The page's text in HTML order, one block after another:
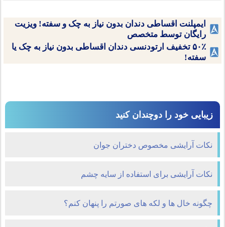
ایمپلنت اقساطی دندان بدون نیاز به چک و سفته! ویزیت
رایگان توسط متخصص
۵۰٪ تخفیف ارتودنسی دندان اقساطی بدون نیاز به چک یا
سفته!
زیبایی خود را دوچندان کنید
نکات آرایشی مخصوص دختران جوان
نکات آرایشی برای استفاده از سایه چشم
چگونه خال ها و لکه های صورتم را پنهان کنم؟